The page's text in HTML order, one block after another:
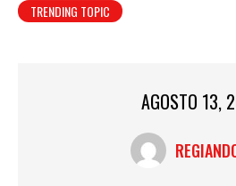
TRENDING TOPIC
AGOSTO 13,